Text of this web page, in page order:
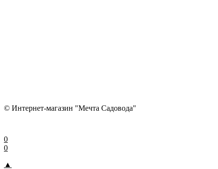
© Интернет-магазин "Мечта Садовода"
0
0
▲